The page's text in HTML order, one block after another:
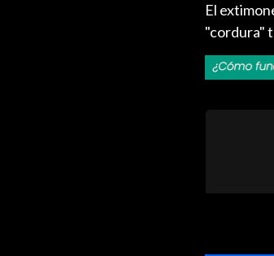
El
"cordura"